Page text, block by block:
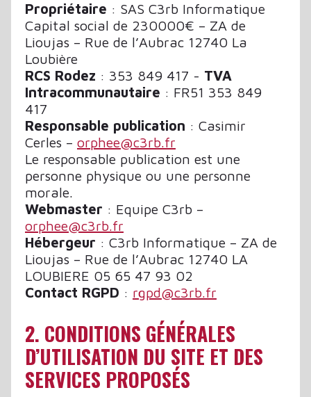
Propriétaire : SAS C3rb Informatique
Capital social de 230000€ – ZA de
Lioujas – Rue de l’Aubrac 12740 La
Loubière
RCS Rodez : 353 849 417 - TVA
Intracommunautaire : FR51 353 849
417
Responsable publication : Casimir
Cerles – orphee@c3rb.fr
Le responsable publication est une
personne physique ou une personne
morale.
Webmaster : Equipe C3rb –
orphee@c3rb.fr
Hébergeur : C3rb Informatique – ZA de
Lioujas – Rue de l’Aubrac 12740 LA
LOUBIERE 05 65 47 93 02
Contact RGPD : rgpd@c3rb.fr
2. CONDITIONS GÉNÉRALES
D’UTILISATION DU SITE ET DES
SERVICES PROPOSÉS